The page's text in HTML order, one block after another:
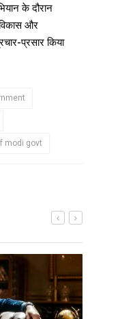
के दौरान
और
प्रसार किया
modi govt